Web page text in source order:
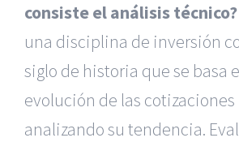
consiste el análisis técnico?
una disciplina de inversión
siglo de historia que se basa
evolución de las
analizando su tendencia.